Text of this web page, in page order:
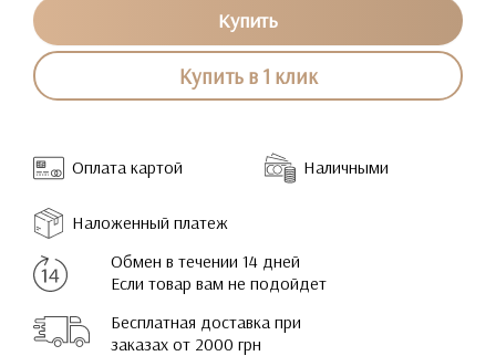
Купить
Купить в 1 клик
Оплата картой Наличными
Наложенный платеж
Обмен в течении 14 дней
Если товар вам не подойдет
Бесплатная доставка при
заказах от 2000 грн